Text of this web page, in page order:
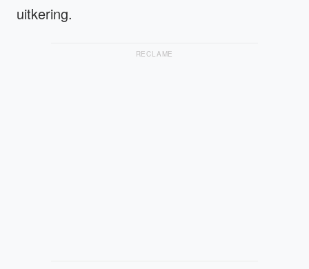
uitkering.
RECLAME